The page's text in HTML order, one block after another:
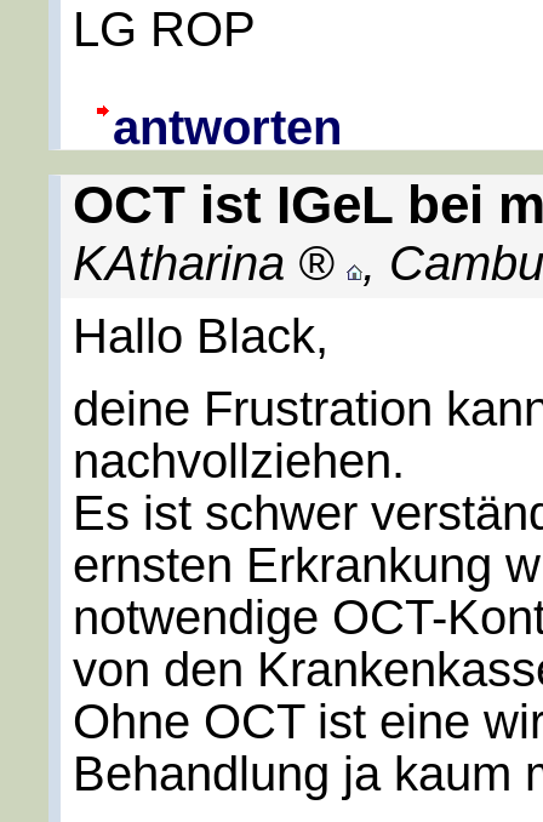
LG ROP
antworten
OCT ist IGeL bei
KAtharina ,
Hallo Black,
deine Frustration
nachvollziehen.
Es ist schwer
ernsten Erkrankung
notwendige OCT-
von den
Ohne OCT ist eine
Behandlung ja kaum